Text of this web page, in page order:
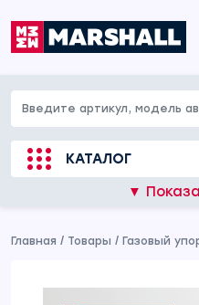
КАТАЛОГ
▼
Главная / Товары / Газовый